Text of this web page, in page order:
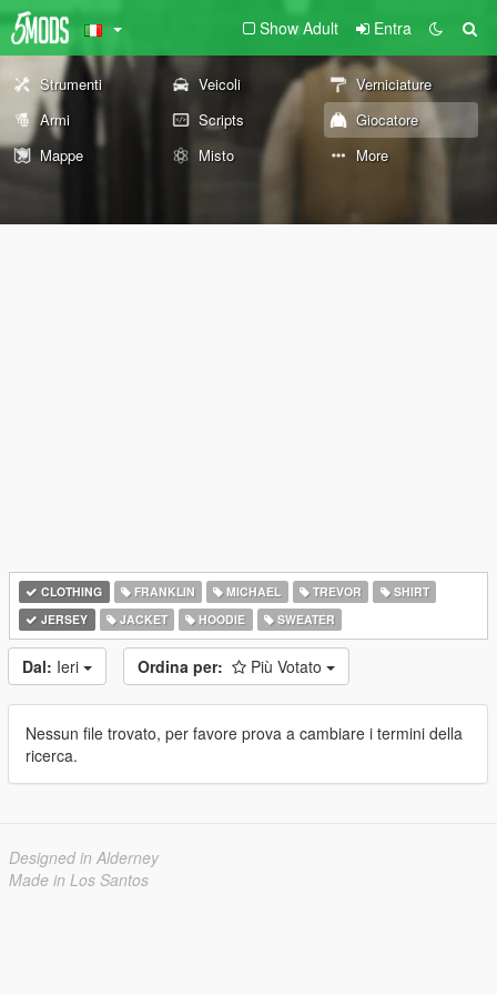
Show Adult Entra
Strumenti Veicoli
Verniciature
Armi
Scripts
Giocatore
Mappe
Misto More
CLOTHING FRANKLIN MICHAEL TREVOR
SHIRT
JERSEY
JACKET HOODIE SWEATER
Dal: Ieri Ordina per: Più Votato
Nessun file trovato, per favore prova a cambiare i termini della
ricerca.
Designed in Alderney
Made in Los Santos